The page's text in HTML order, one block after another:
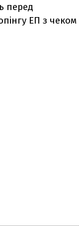
перед
ЕП з чеком